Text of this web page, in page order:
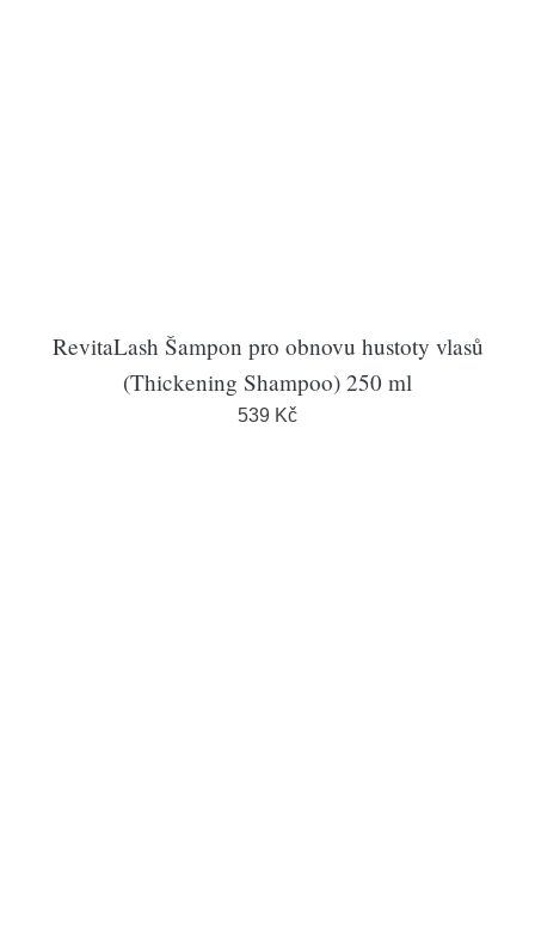
RevitaLash Šampon pro obnovu hustoty vlasů
(Thickening Shampoo) 250 ml
539 Kč